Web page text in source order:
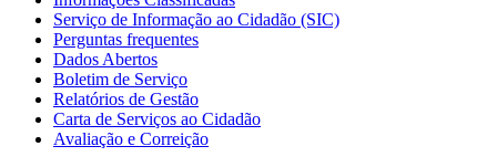
Serviço de Informação ao Cidadão (SIC)
Perguntas frequentes
Dados Abertos
Boletim de Serviço
Relatórios de Gestão
Carta de Serviços ao Cidadão
Avaliação e Correição